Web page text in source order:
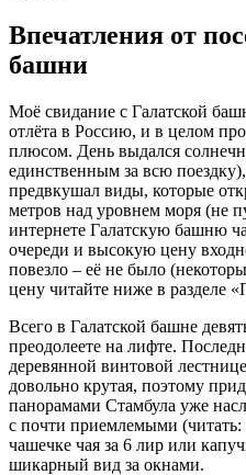
Впечатления от
башни
Моё свидание с Галатской
отлёта в Россию, и в целом
плюсом. День выдался
единственным за всю
предвкушал виды, которые
метров над уровнем моря (не
интернете Галатскую башню
очереди и высокую цену
повезло – её не было
цену читайте ниже в разделе
Всего в Галатской башне
преодолеете на лифте.
деревянной винтовой
довольно крутая, поэтому
панорамами Стамбула уже
с почти приемлемыми
чашечке чая за 6 лир или
шикарный вид за окнами.